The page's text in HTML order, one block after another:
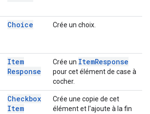
Choice Crée un choix.
Item
Response
Crée un ItemResponse
pour cet élément de case à
cocher.
Checkbox
Item
Crée une copie de cet
élément et l'ajoute à la fin